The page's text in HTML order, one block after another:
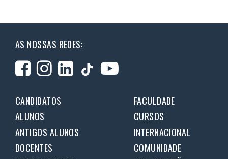
AS NOSSAS REDES:
CANDIDATOS
FACULDADE
ALUNOS
CURSOS
ANTIGOS ALUNOS
INTERNACIONAL
DOCENTES
COMUNIDADE